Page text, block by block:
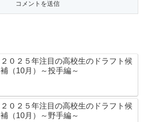
２０２５年注目の高校生のドラフト候
補（10月）～投手編～
２０２５年注目の高校生のドラフト候
補（10月）～野手編～